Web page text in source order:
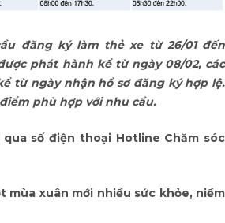
đăng ký làm thẻ xe từ 26/01 đến
phát hành kể từ ngày 08/02, các
từ ngày nhận hồ sơ đăng ký hợp lệ.
phù hợp với nhu cầu.
số điện thoại Hotline Chăm sóc
mùa xuân mới nhiều sức khỏe, niềm